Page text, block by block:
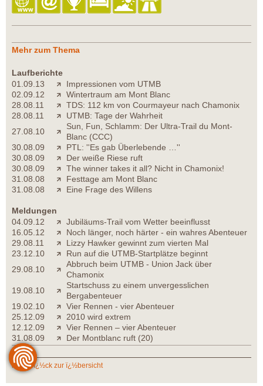
Mehr zum Thema
Laufberichte
01.09.13
Impressionen vom UTMB
02.09.12
Wintertraum am Mont Blanc
28.08.11
TDS: 112 km von Courmayeur nach Chamonix
28.08.11
UTMB: Tage der Wahrheit
27.08.10
Sun, Fun, Schlamm: Der Ultra-Trail du Mont-
Blanc (CCC)
30.08.09
PTL: ''Es gab Überlebende …''
30.08.09
Der weiße Riese ruft
30.08.09
The winner takes it all? Nicht in Chamonix!
31.08.08
Festtage am Mont Blanc
31.08.08
Eine Frage des Willens
Meldungen
04.09.12
Jubiläums-Trail vom Wetter beeinflusst
16.05.12
Noch länger, noch härter - ein wahres Abenteuer
29.08.11
Lizzy Hawker gewinnt zum vierten Mal
23.12.10
Run auf die UTMB-Startplätze beginnt
29.08.10
Abbruch beim UTMB - Union Jack über
Chamonix
19.08.10
Startschuss zu einem unvergesslichen
Bergabenteuer
19.02.10
Vier Rennen - vier Abenteuer
25.12.09
2010 wird extrem
12.12.09
Vier Rennen – vier Abenteuer
31.08.09
Der Montblanc ruft (20)
zurï¿½ck zur ï¿½bersicht